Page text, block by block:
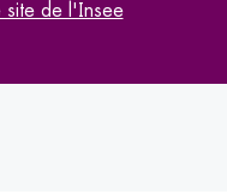
site de l'Insee